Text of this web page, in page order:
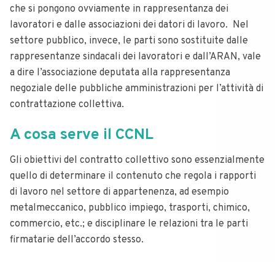
che si pongono ovviamente in rappresentanza dei
lavoratori e dalle associazioni dei datori di lavoro. Nel
settore pubblico, invece, le parti sono sostituite dalle
rappresentanze sindacali dei lavoratori e dall’ARAN, vale
a dire l’associazione deputata alla rappresentanza
negoziale delle pubbliche amministrazioni per l’attività di
contrattazione collettiva.
A cosa serve il CCNL
Gli obiettivi del contratto collettivo sono essenzialmente
quello di determinare il contenuto che regola i rapporti
di lavoro nel settore di appartenenza, ad esempio
metalmeccanico, pubblico impiego, trasporti, chimico,
commercio, etc.; e disciplinare le relazioni tra le parti
firmatarie dell’accordo stesso.